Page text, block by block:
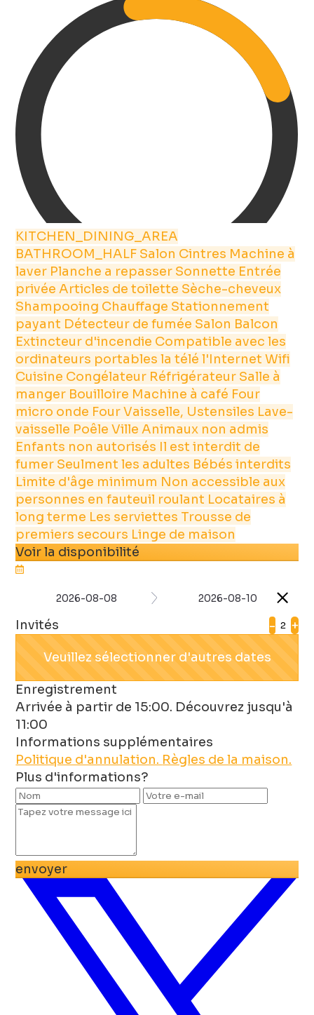
KITCHEN_DINING_AREA
BATHROOM_HALF Salon Cintres Machine à
laver Planche a repasser Sonnette Entrée
privéeArticles de toilette Sèche-cheveux
Shampooing Chauffage Stationnement
payant Détecteur de fumée Salon Balcon
Extincteur d'incendie Compatible avec les
ordinateurs portablesla télél'InternetWifi
Cuisine Congélateur Réfrigérateur Salle à
manger Bouilloire Machine à café Four
micro onde FourVaisselle, Ustensiles Lave-
vaisselle PoêleVilleAnimaux non admis
Enfants non autorisés Il est interdit de
fumer Seulment les adultes Bébés interdits
Limite d'âge minimum Non accessible aux
personnes en fauteuil roulant Locataires à
long terme Les serviettes Trousse de
premiers secours Linge de maison
Voir la disponibilité
2026-08-08 2026-08-10
Invités - +
Veuillez sélectionner d'autres dates
Enregistrement
Arrivée à partir de 15:00. Découvrez jusqu'à
11:00
Informations supplémentaires
Politique d'annulation. Règles de la maison.
Plus d'informations?
envoyer